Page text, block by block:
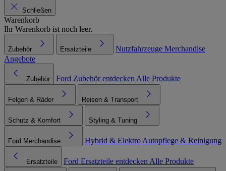
Schließen
Warenkorb
Ihr Warenkorb ist noch leer.
Zubehör Ersatzteile Nutzfahrzeuge Merchandise
Angebote
Zubehör Ford Zubehör entdecken Alle Produkte
Felgen & Räder Reisen & Transport
Schutz & Komfort Styling & Tuning
Ford Merchandise Hybrid & Elektro Autopflege & Reinigung
Ersatzteile Ford Ersatzteile entdecken Alle Produkte